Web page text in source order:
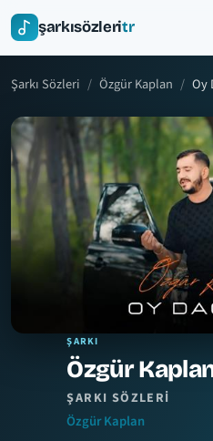
şarkısözleritr
Şarkı Sözleri Özgür Kaplan Oy
ŞARKI
Özgür
ŞARKI SÖZLERI
Özgür Kaplan